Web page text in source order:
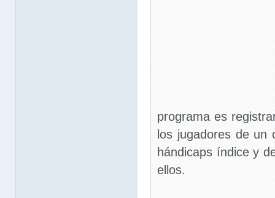
programa es
los jugadores de un
hándicaps índice y
ellos.